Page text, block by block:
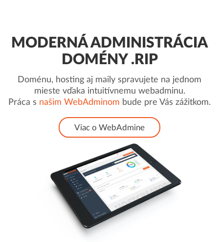
MODERNÁ ADMINISTRÁCIA
DOMÉNY .RIP
Doménu, hosting aj maily spravujete na jednom
mieste vďaka intuitívnemu webadminu.
Práca s našim WebAdminom bude pre Vás zážitkom.
Viac o WebAdmine